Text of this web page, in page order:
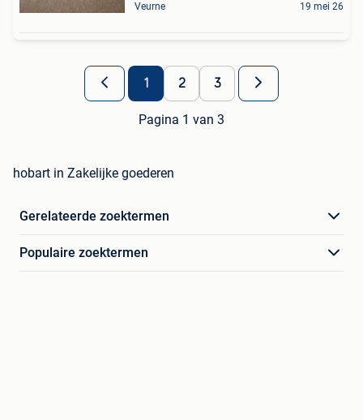
Veurne 19 mei 26
1 2 3
Pagina 1 van 3
hobart in Zakelijke goederen
Gerelateerde zoektermen
Populaire zoektermen